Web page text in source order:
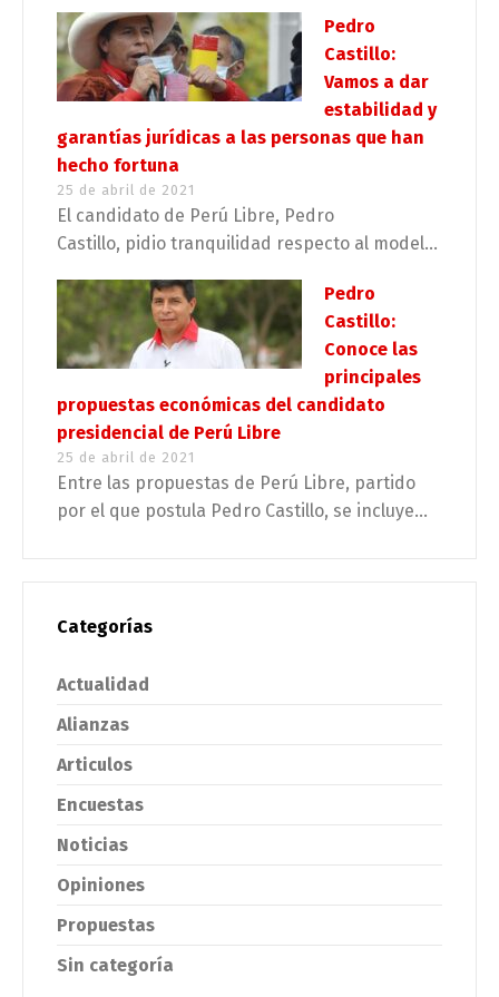
Pedro
Castillo:
Vamos a dar
estabilidad y
garantías jurídicas a las personas que han
hecho fortuna
25 de abril de 2021
El candidato de Perú Libre, Pedro
Castillo, pidio tranquilidad respecto al model...
Pedro
Castillo:
Conoce las
principales
propuestas económicas del candidato
presidencial de Perú Libre
25 de abril de 2021
Entre las propuestas de Perú Libre, partido
por el que postula Pedro Castillo, se incluye...
Categorías
Actualidad
Alianzas
Articulos
Encuestas
Noticias
Opiniones
Propuestas
Sin categoría